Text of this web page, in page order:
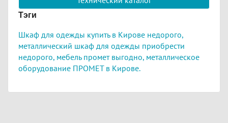
Тэги
Шкаф для одежды купить в Кирове недорого,
металлический шкаф для одежды приобрести
недорого, мебель промет выгодно, металлическое
оборудование ПРОМЕТ в Кирове.